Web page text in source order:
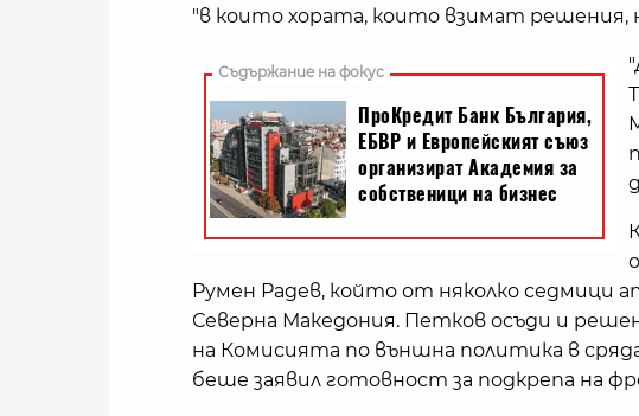
"в които хората, които взимат решения,
Румен Радев, който от няколко седмици
Северна Македония. Петков осъди и
на Комисията по външна политика в
беше заявил готовност за подкрепа на